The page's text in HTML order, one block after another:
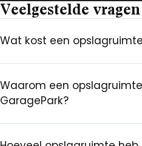
Veelgestelde vragen
Wat kost een
Waarom een
GaragePark?